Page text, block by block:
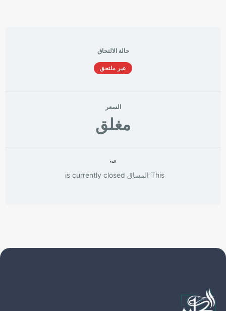
حالة الالتحاق
غير ملتحق
السعر
مغلق
البدء
This المساق is currently closed